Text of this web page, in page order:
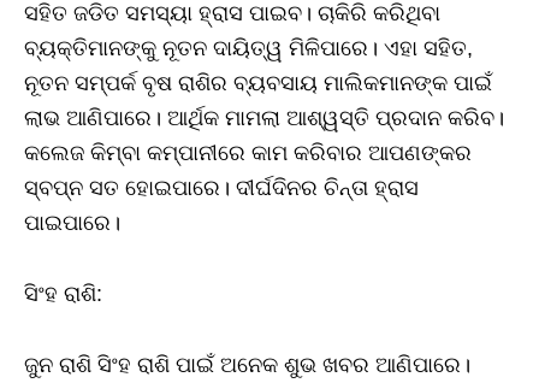
ସହିତ ଜଡିତ ସମସ୍ୟା ହ୍ରାସ ପାଇବ। ଚାକିରି କରିଥିବା
ବ୍ୟକ୍ତିମାନଙ୍କୁ ନୂତନ ଦାୟିତ୍ୱ ମିଳିପାରେ। ଏହା ସହିତ,
ନୂତନ ସମ୍ପର୍କ ବୃଷ ରାଶିର ବ୍ୟବସାୟ ମାଲିକମାନଙ୍କ ପାଇଁ
ଲାଭ ଆଣିପାରେ। ଆର୍ଥିକ ମାମଲା ଆଶ୍ୱସ୍ତି ପ୍ରଦାନ କରିବ।
କଲେଜ କିମ୍ବା କମ୍ପାନୀରେ କାମ କରିବାର ଆପଣଙ୍କର
ସ୍ବପ୍ନ ସତ ହୋଇପାରେ। ଦୀର୍ଘଦିନର ଚିନ୍ତା ହ୍ରାସ
ପାଇପାରେ।
ସିଂହ ରାଶି:
ଜୁନ ରାଶି ସିଂହ ରାଶି ପାଇଁ ଅନେକ ଶୁଭ ଖବର ଆଣିପାରେ।